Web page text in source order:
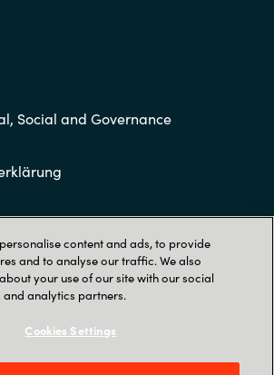
Social and Governance
content and ads, to provide
and to analyse our traffic. We also
your use of our site with our social
analytics partners.
Cookies Settings